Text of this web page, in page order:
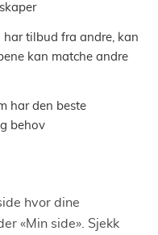
har tilbud fra andre, kan
kan matche andre
har den beste
behov
hvor dine
«Min side» . Sjekk